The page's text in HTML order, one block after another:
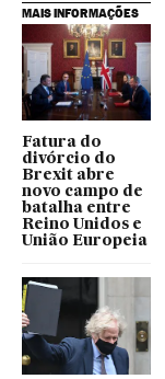
MAIS INFORMAÇÕES
Fatura do
divórcio do
Brexit abre
novo campo de
batalha entre
Reino Unidos e
União Europeia